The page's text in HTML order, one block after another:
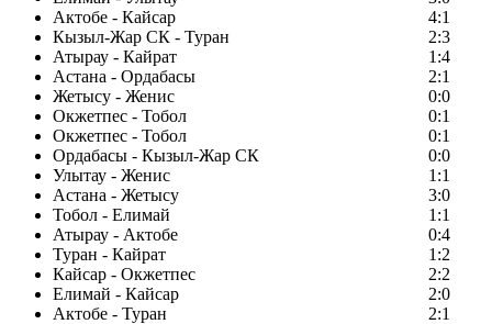
Актобе - Кайсар
4:1
Кызыл-Жар СК - Туран
2:3
Атырау - Кайрат
1:4
Астана - Ордабасы
2:1
Жетысу - Женис
0:0
Окжетпес - Тобол
0:1
Окжетпес - Тобол
0:1
Ордабасы - Кызыл-Жар СК
0:0
Улытау - Женис
1:1
Астана - Жетысу
3:0
Тобол - Елимай
1:1
Атырау - Актобе
0:4
Туран - Кайрат
1:2
Кайсар - Окжетпес
2:2
Елимай - Кайсар
2:0
Актобе - Туран
2:1